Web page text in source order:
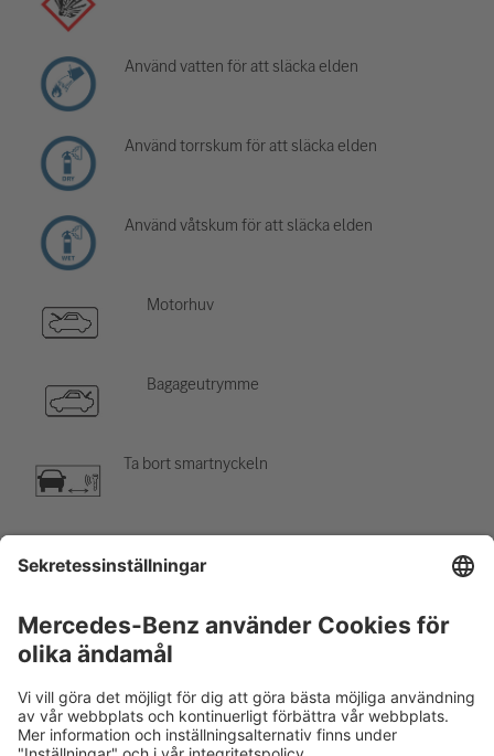
Använd vatten för att släcka elden
Använd torrskum för att släcka elden
Använd våtskum för att släcka elden
Motorhuv
Bagageutrymme
Ta bort smartnyckeln
Luftkonditioneringskomponent
Varning, låg temperatur